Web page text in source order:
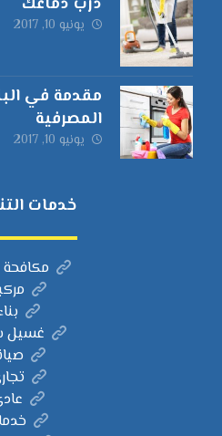
يونيو 10, 2017
مقدمة في
المصرفية
يونيو 10, 2017
خدمات
مكافحة
غسيل